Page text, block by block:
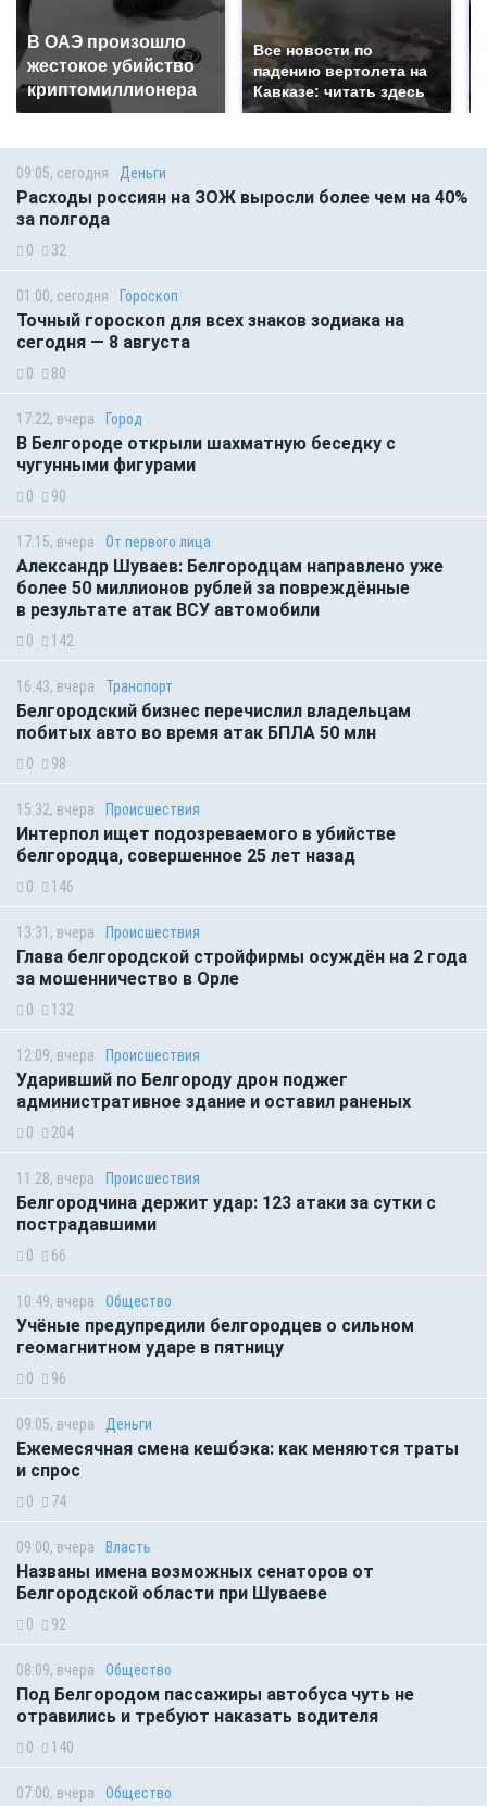
В ОАЭ произошло
жестокое убийство
криптомиллионера
Все новости по
падению вертолета на
Кавказе: читать здесь
09:05, сегодня Деньги
Расходы россиян на ЗОЖ выросли более чем на 40%
за полгода
0 32
01:00, сегодня Гороскоп
Точный гороскоп для всех знаков зодиака на
сегодня — 8 августа
0 80
17:22, вчера Город
В Белгороде открыли шахматную беседку с
чугунными фигурами
0 90
17:15, вчера От первого лица
Александр Шуваев: Белгородцам направлено уже
более 50 миллионов рублей за повреждённые
в результате атак ВСУ автомобили
0 142
16:43, вчера Транспорт
Белгородский бизнес перечислил владельцам
побитых авто во время атак БПЛА 50 млн
0 98
15:32, вчера Происшествия
Интерпол ищет подозреваемого в убийстве
белгородца, совершенное 25 лет назад
0 146
13:31, вчера Происшествия
Глава белгородской стройфирмы осуждён на 2 года
за мошенничество в Орле
0 132
12:09, вчера Происшествия
Ударивший по Белгороду дрон поджег
административное здание и оставил раненых
0 204
11:28, вчера Происшествия
Белгородчина держит удар: 123 атаки за сутки с
пострадавшими
0 66
10:49, вчера Общество
Учёные предупредили белгородцев о сильном
геомагнитном ударе в пятницу
0 96
09:05, вчера Деньги
Ежемесячная смена кешбэка: как меняются траты
и спрос
0 74
09:00, вчера Власть
Названы имена возможных сенаторов от
Белгородской области при Шуваеве
0 92
08:09, вчера Общество
Под Белгородом пассажиры автобуса чуть не
отравились и требуют наказать водителя
0 140
07:00, вчера Общество